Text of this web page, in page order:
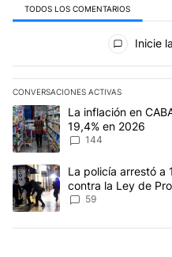
TODOS LOS COMENTARIOS
Todos los comentarios
Inicie
CONVERSACIONES ACTIVAS
Este listado muestra los
Un artículo de tendencia con
La inflación en
19,4% en 2026
144
Un artículo de tendencia con
La policía arrestó a
contra la Ley de
menos, 3 agentes
59